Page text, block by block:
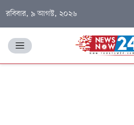
রবিবার, ৯ আগস্ট, ২০২৬